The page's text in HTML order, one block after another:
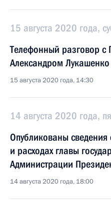
15 августа 2020 года,
Телефонный разговор с
Александром Лукашенко
15 августа 2020 года, 14:30
14 августа 2020 года,
Опубликованы сведения
и расходах главы
Администрации
14 августа 2020 года, 18:00